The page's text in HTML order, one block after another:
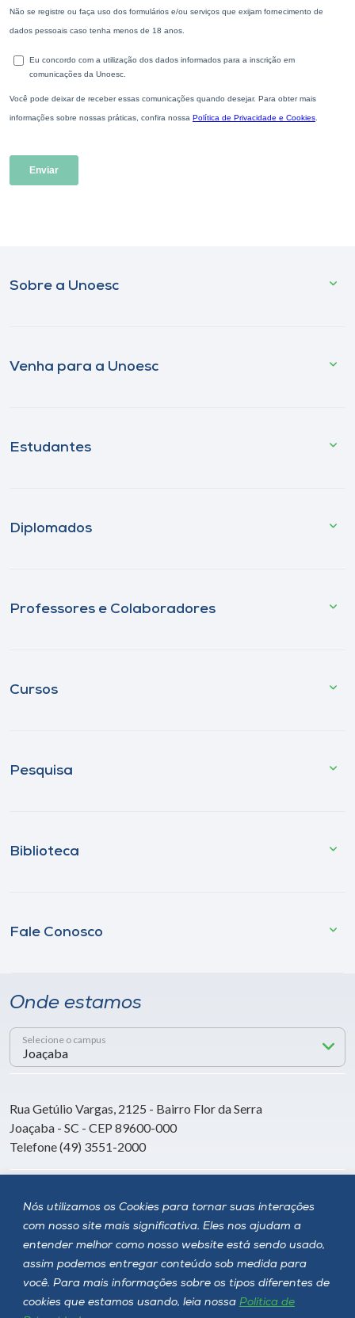
Nós utilizamos os Cookies para tornar suas interações
com nosso site mais significativa. Eles nos ajudam a
entender melhor como nosso website está sendo usado,
assim podemos entregar conteúdo sob medida para
você. Para mais informações sobre os tipos diferentes de
cookies que estamos usando, leia nossa Política de
Sobre a Unoesc
Venha para a Unoesc
Estudantes
Diplomados
Professores e Colaboradores
Cursos
Pesquisa
Biblioteca
Fale Conosco
Onde estamos
Selecione o campus
Rua Getúlio Vargas, 2125 - Bairro Flor da Serra
Joaçaba - SC - CEP 89600-000
Telefone (49) 3551-2000
Siga a Unoesc